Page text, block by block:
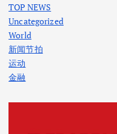
TOP NEWS
Uncategorized
World
新闻节拍
运动
金融